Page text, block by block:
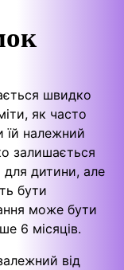
швидко
як часто
їй належний
залишається
дитини, але
бути
може бути
6 місяців.
від